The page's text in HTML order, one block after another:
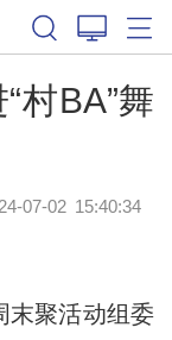
村BA”舞
07-02 15:40:34
聚活动组委